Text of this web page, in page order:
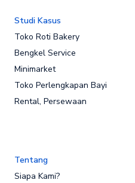
Studi Kasus
Toko Roti Bakery
Bengkel Service
Minimarket
Toko Perlengkapan Bayi
Rental, Persewaan
Tentang
Siapa Kami?